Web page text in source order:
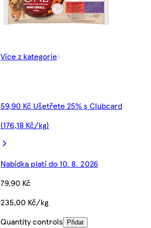
Více z kategorie
59,90 Kč Ušetřete 25% s Clubcard
(176,18 Kč/kg)
Nabídka platí do 10. 8. 2026
79,90 Kč
235,00 Kč/kg
Quantity controls
Přidat